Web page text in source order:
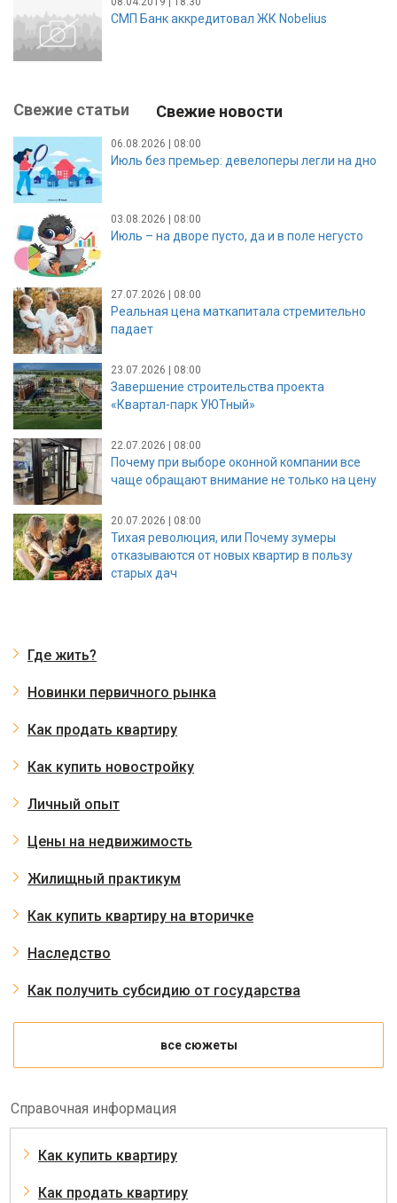
СМП Банк аккредитовал ЖК Nobelius
Свежие статьи Свежие новости
06.08.2026 | 08:00
Июль без премьер: девелоперы легли на дно
03.08.2026 | 08:00
Июль – на дворе пусто, да и в поле негусто
27.07.2026 | 08:00
Реальная цена маткапитала стремительно
падает
23.07.2026 | 08:00
Завершение строительства проекта
«Квартал-парк УЮТный»
22.07.2026 | 08:00
Почему при выборе оконной компании все
чаще обращают внимание не только на цену
20.07.2026 | 08:00
Тихая революция, или Почему зумеры
отказываются от новых квартир в пользу
старых дач
Где жить?
Новинки первичного рынка
Как продать квартиру
Как купить новостройку
Личный опыт
Цены на недвижимость
Жилищный практикум
Как купить квартиру на вторичке
Наследство
Как получить субсидию от государства
все сюжеты
Справочная информация
Как купить квартиру
Как продать квартиру